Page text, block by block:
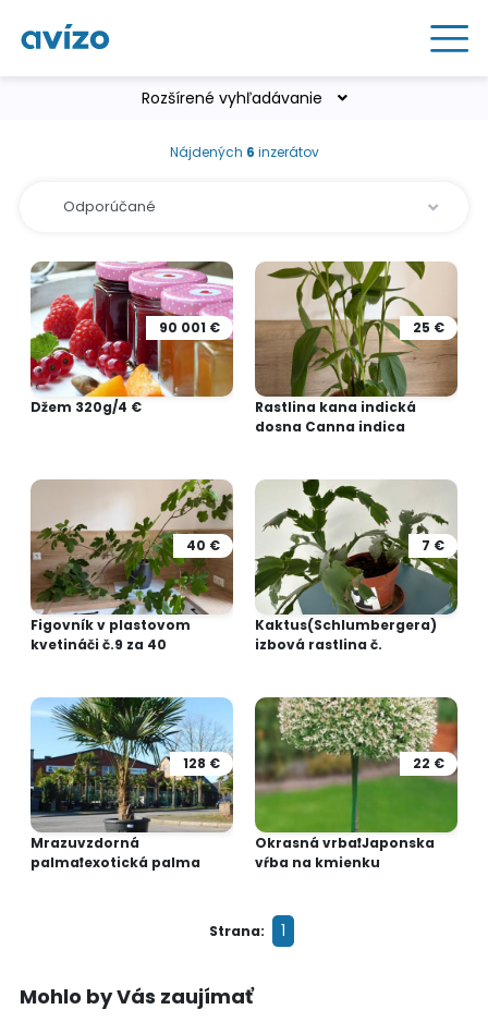
Rozšírené vyhľadávanie
Nájdených 6 inzerátov
90 001 €
Džem 320g/4 €
25 €
Rastlina kana indická
dosna Canna indica
40 €
Figovník v plastovom
kvetináči č.9 za 40
7 €
Kaktus(Schlumbergera)
izbová rastlina č.
128 €
Mrazuvzdorná
palma❗exotická palma
22 €
Okrasná vrba❗Japonska
vŕba na kmienku
Strana: 1
Mohlo by Vás zaujímať